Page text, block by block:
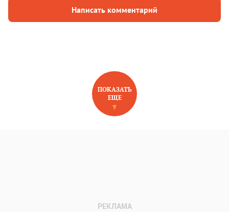
Написать комментарий
НОВОЕ НА САЙТЕ
ПОКАЗАТЬ
ЕЩЕ